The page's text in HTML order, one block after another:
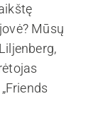
Mūsų